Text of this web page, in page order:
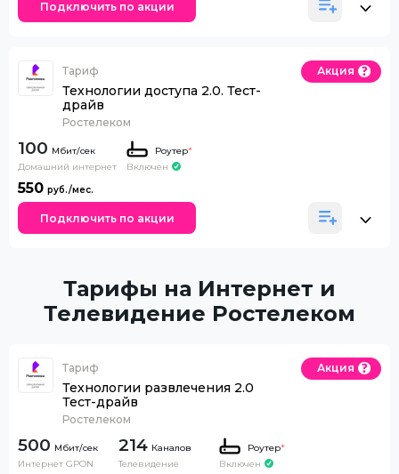
Подключить по акции
Тариф
Технологии доступа 2.0. Тест-
драйв
Ростелеком
Акция
100
Домашний интернет
Роутер*
Включен
550
Подключить по акции
Тарифы на Интернет и
Телевидение Ростелеком
Тариф
Технологии развлечения 2.0
Тест-драйв
Ростелеком
Акция
500
Интернет GPON
214 Каналов
Телевидение
Роутер*
Включен